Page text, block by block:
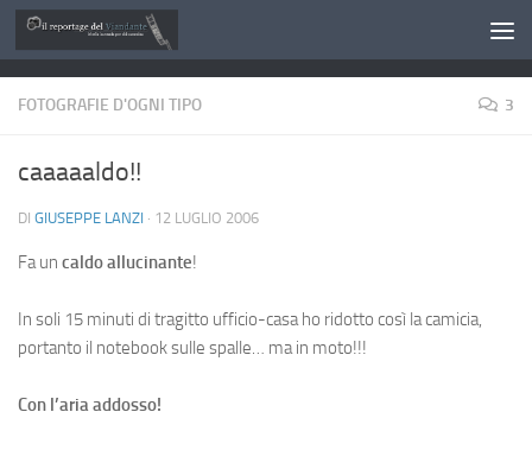
Salta al contenuto
FOTOGRAFIE D'OGNI TIPO 3
caaaaaldo!!
DI GIUSEPPE LANZI · 12 LUGLIO 2006
Fa un caldo allucinante!
In soli 15 minuti di tragitto ufficio-casa ho ridotto così la camicia,
portanto il notebook sulle spalle… ma in moto!!!
Con l’aria addosso!